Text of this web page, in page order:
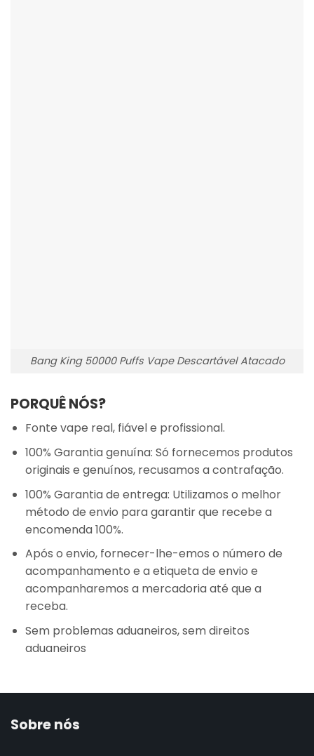
Bang King 50000 Puffs Vape Descartável Atacado
PORQUÊ NÓS?
Fonte vape real, fiável e profissional.
100% Garantia genuína: Só fornecemos produtos
originais e genuínos, recusamos a contrafação.
100% Garantia de entrega: Utilizamos o melhor
método de envio para garantir que recebe a
encomenda 100%.
Após o envio, fornecer-lhe-emos o número de
acompanhamento e a etiqueta de envio e
acompanharemos a mercadoria até que a
receba.
Sem problemas aduaneiros, sem direitos
aduaneiros
Sobre nós